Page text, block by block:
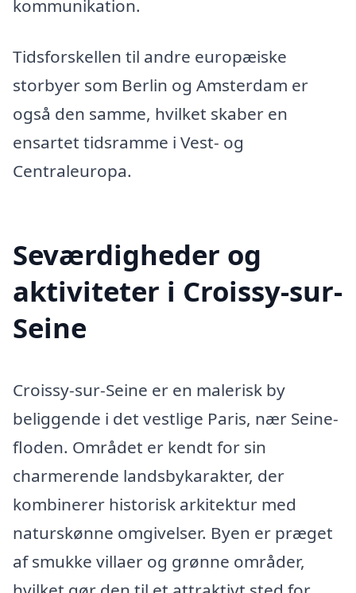
kommunikation.
Tidsforskellen til andre europæiske
storbyer som Berlin og Amsterdam er
også den samme, hvilket skaber en
ensartet tidsramme i Vest- og
Centraleuropa.
Seværdigheder og
aktiviteter i Croissy-sur-
Seine
Croissy-sur-Seine er en malerisk by
beliggende i det vestlige Paris, nær Seine-
floden. Området er kendt for sin
charmerende landsbykarakter, der
kombinerer historisk arkitektur med
naturskønne omgivelser. Byen er præget
af smukke villaer og grønne områder,